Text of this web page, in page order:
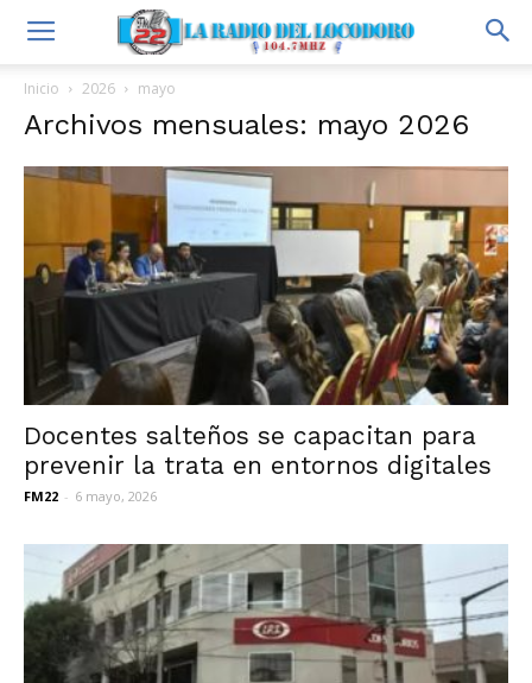
Inicio 2026 mayo
Archivos mensuales: mayo 2026
Docentes salteños se capacitan para
prevenir la trata en entornos digitales
FM22 - 6 mayo, 2026